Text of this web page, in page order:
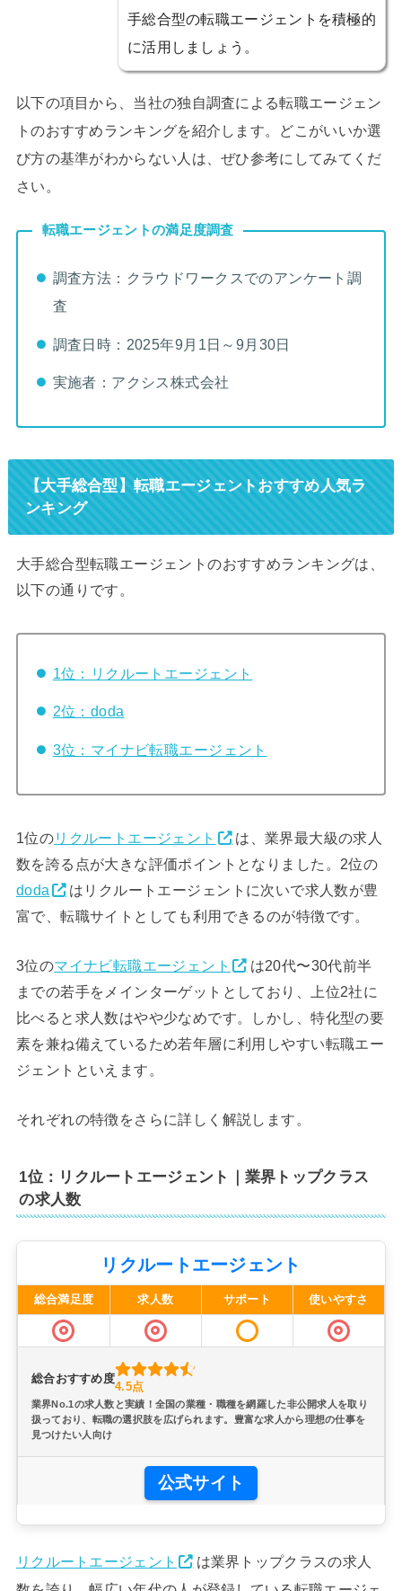
手総合型の転職エージェントを積極的
に活用しましょう。
以下の項目から、当社の独自調査による転職エージェン
トのおすすめランキングを紹介します。どこがいいか選
び方の基準がわからない人は、ぜひ参考にしてみてくだ
さい。
転職エージェントの満足度調査
調査方法：クラウドワークスでのアンケート調
査
調査日時：2025年9月1日～9月30日
実施者：アクシス株式会社
【大手総合型】転職エージェントおすすめ人気ラ
ンキング
大手総合型転職エージェントのおすすめランキングは、
以下の通りです。
1位：リクルートエージェント
2位：doda
3位：マイナビ転職エージェント
1位のリクルートエージェント
は、業界最大級の求人
数を誇る点が大きな評価ポイントとなりました。2位の
doda
はリクルートエージェントに次いで求人数が豊
富で、転職サイトとしても利用できるのが特徴です。
3位のマイナビ転職エージェント
は20代〜30代前半
までの若手をメインターゲットとしており、上位2社に
比べると求人数はやや少なめです。しかし、特化型の要
素を兼ね備えているため若年層に利用しやすい転職エー
ジェントといえます。
それぞれの特徴をさらに詳しく解説します。
1位：リクルートエージェント｜業界トップクラス
の求人数
リクルートエージェント
総合満足度 求人数 サポート 使いやすさ
総合おすすめ度
4.5点
業界No.1の求人数と実績！全国の業種・職種を網羅した非公開求人を取り
扱っており、転職の選択肢を広げられます。豊富な求人から理想の仕事を
見つけたい人向け
公式サイト
リクルートエージェント
は業界トップクラスの求人